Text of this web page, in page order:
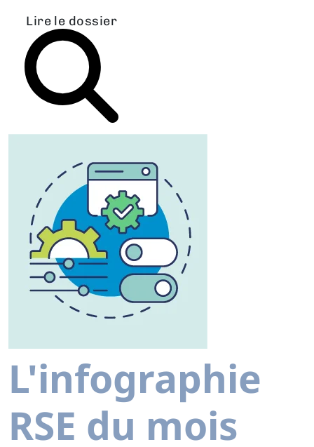
Lire le dossier
L'infographie
RSE du mois